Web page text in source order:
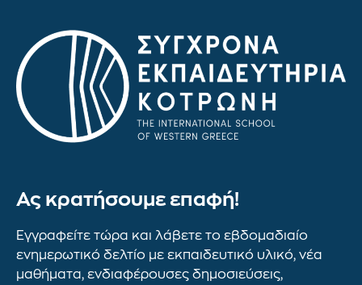
Ας κρατήσουμε επαφή!
Εγγραφείτε τώρα και λάβετε το εβδομαδιαίο
ενημερωτικό δελτίο με εκπαιδευτικό υλικό, νέα
μαθήματα, ενδιαφέρουσες δημοσιεύσεις,